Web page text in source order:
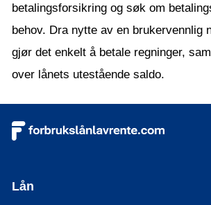
betalingsforsikring og søk om
behov. Dra nytte av en brukervennlig
gjør det enkelt å betale regninger,
over lånets utestående saldo.
Lån